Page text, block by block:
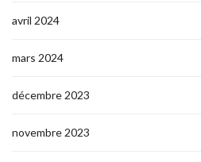
avril 2024
mars 2024
décembre 2023
novembre 2023